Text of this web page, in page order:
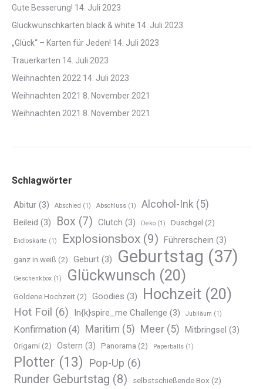
Gute Besserung! 14. Juli 2023
Glückwunschkarten black & white 14. Juli 2023
„Glück“ – Karten für Jeden! 14. Juli 2023
Trauerkarten 14. Juli 2023
Weihnachten 2022 14. Juli 2023
Weihnachten 2021 8. November 2021
Weihnachten 2021 8. November 2021
Schlagwörter
Abitur (3) Abschied (1) Abschluss (1) Alcohol-Ink (5)
Beileid (3) Box (7) Clutch (3) Deko (1) Duschgel (2)
Endloskarte (1) Explosionsbox (9) Führerschein (3)
ganz in weiß (2) Geburt (3) Geburtstag (37)
Geschenkbox (1) Glückwunsch (20)
Goldene Hochzeit (2) Goodies (3) Hochzeit (20)
Hot Foil (6) In{k}spire_me Challenge (3) Jubiläum (1)
Konfirmation (4) Maritim (5) Meer (5) Mitbringsel (3)
Origami (2) Ostern (3) Panorama (2) Paperballs (1)
Plotter (13) Pop-Up (6)
Runder Geburtstag (8) selbstschießende Box (2)